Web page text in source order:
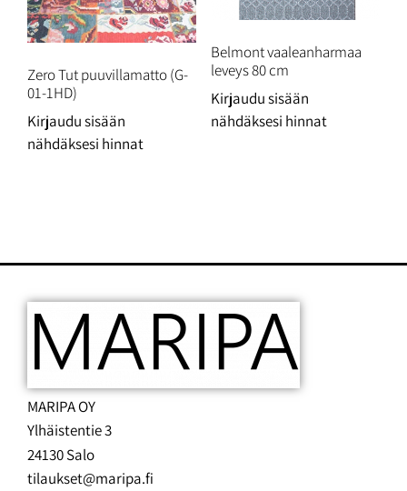
Zero Tut puuvillamatto (G-
01-1HD)
Kirjaudu sisään
nähdäksesi hinnat
Belmont vaaleanharmaa
leveys 80 cm
Kirjaudu sisään
nähdäksesi hinnat
MARIPA OY
Ylhäistentie 3
24130 Salo
tilaukset@maripa.fi